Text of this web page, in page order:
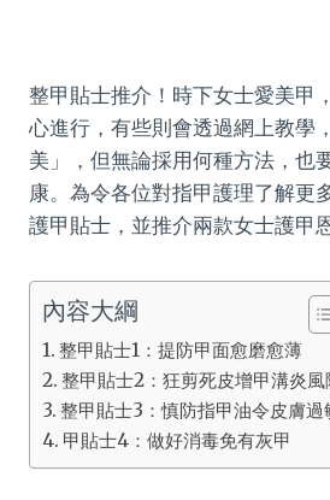
整甲貼士推介！時下女士愛美甲
心進行，有些則會透過網上教學
美」，但無論採用何種方法，也
康。為令各位對指甲護理了解更
護甲貼士，並推介兩款女士護甲恩
內容大綱
整甲貼士1：提防甲面愈磨愈薄
整甲貼士2：狂剪死皮增甲溝炎風
整甲貼士3：慎防指甲油令皮膚過
甲貼士4：做好消毒免有灰甲